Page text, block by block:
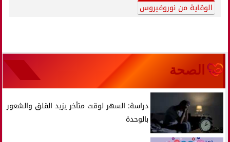
الوقاية من نوروفيروس
الصحة
دراسة: السهر لوقت متأخر يزيد القلق والشعور
بالوحدة